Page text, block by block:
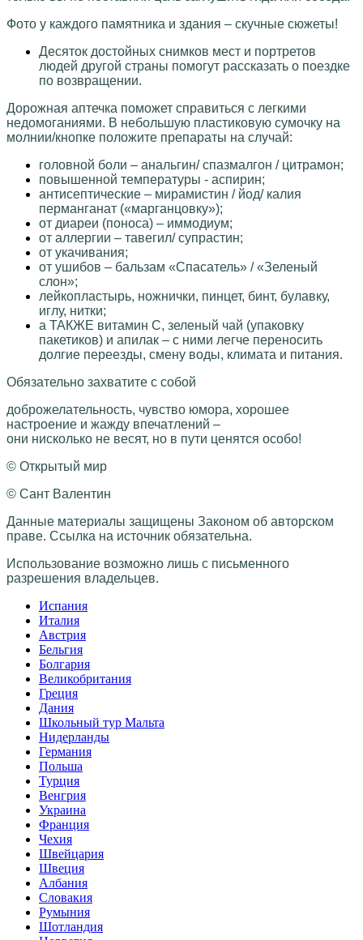
Фото у каждого памятника и здания – скучные сюжеты!
Десяток достойных снимков мест и портретов
людей другой страны помогут рассказать о поездке
по возвращении.
Дорожная аптечка поможет справиться с легкими
недомоганиями. В небольшую пластиковую сумочку на
молнии/кнопке положите препараты на случай:
головной боли – анальгин/ спазмалгон / цитрамон;
повышенной температуры - аспирин;
антисептические – мирамистин / йод/ калия
перманганат («марганцовку»);
от диареи (поноса) – иммодиум;
от аллергии – тавегил/ супрастин;
от укачивания;
от ушибов – бальзам «Спасатель» / «Зеленый
слон»;
лейкопластырь, ножнички, пинцет, бинт, булавку,
иглу, нитки;
а ТАКЖЕ витамин С, зеленый чай (упаковку
пакетиков) и апилак – с ними легче переносить
долгие переезды, смену воды, климата и питания.
Обязательно захватите с собой
доброжелательность, чувство юмора, хорошее
настроение и жажду впечатлений –
они нисколько не весят, но в пути ценятся особо!
© Открытый мир
© Сант Валентин
Данные материалы защищены Законом об авторском
праве. Ссылка на источник обязательна.
Использование возможно лишь с письменного
разрешения владельцев.
Испания
Италия
Австрия
Бельгия
Болгария
Великобритания
Греция
Дания
Школьный тур Мальта
Нидерланды
Германия
Польша
Турция
Венгрия
Украина
Франция
Чехия
Швейцария
Швеция
Албания
Словакия
Румыния
Шотландия